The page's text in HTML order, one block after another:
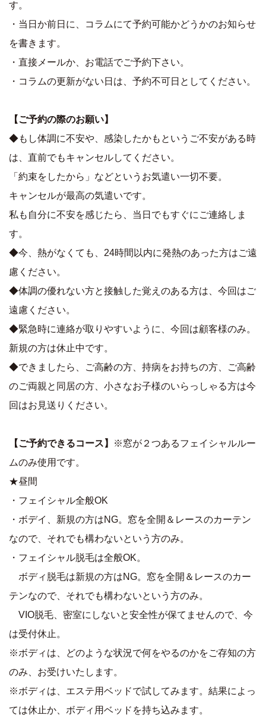
す。
・当日か前日に、コラムにて予約可能かどうかのお知らせ
を書きます。
・直接メールか、お電話でご予約下さい。
・コラムの更新がない日は、予約不可日としてください。
【ご予約の際のお願い】
◆もし体調に不安や、感染したかもというご不安がある時
は、直前でもキャンセルしてください。
「約束をしたから」などというお気遣い一切不要。
キャンセルが最高の気遣いです。
私も自分に不安を感じたら、当日でもすぐにご連絡しま
す。
◆今、熱がなくても、24時間以内に発熱のあった方はご遠
慮ください。
◆体調の優れない方と接触した覚えのある方は、今回はご
遠慮ください。
◆緊急時に連絡が取りやすいように、今回は顧客様のみ。
新規の方は休止中です。
◆できましたら、ご高齢の方、持病をお持ちの方、ご高齢
のご両親と同居の方、小さなお子様のいらっしゃる方は今
回はお見送りください。
【ご予約できるコース】
※窓が２つあるフェイシャルルー
ムのみ使用です。
★昼間
・フェイシャル全般OK
・ボデイ、新規の方はNG。窓を全開＆レースのカーテン
なので、それでも構わないという方のみ。
・フェイシャル脱毛は全般OK。
ボディ脱毛は新規の方はNG。窓を全開＆レースのカー
テンなので、それでも構わないという方のみ。
VIO脱毛、密室にしないと安全性が保てませんので、今
は受付休止。
※ボディは、どのような状況で何をやるのかをご存知の方
のみ、お受けいたします。
※ボディは、エステ用ベッドで試してみます。結果によっ
ては休止か、ボディ用ベッドを持ち込みます。